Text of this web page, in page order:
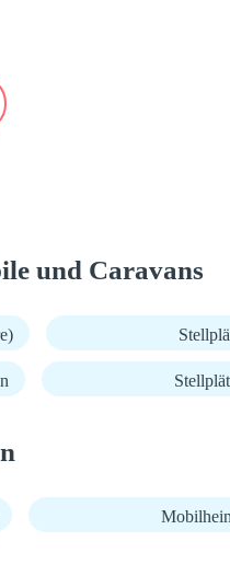
und Caravans